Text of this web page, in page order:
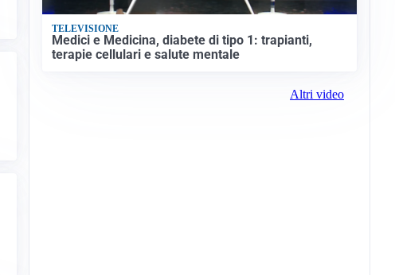
TELEVISIONE
Medici e Medicina, diabete di tipo 1: trapianti,
terapie cellulari e salute mentale
Altri video